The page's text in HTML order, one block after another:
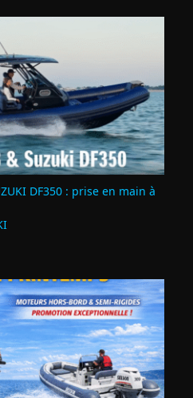
DF350 : prise en main à